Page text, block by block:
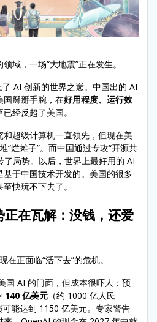
域，一场“大地震”正在发生。
AI 创新的世界之巅。中国出的 AI
国掰掰手腕，在好用程度、运行效
已经反超了美国。
超级计算机一直领先，但现在美
“烂摊子”。而中国通过专攻“开源共
了局势。以后，世界上最好用的 AI
于中国技术开发的。美国的很多
快玩不下去了。
在瓦解：没钱，还爱
正面临“活下去”的危机。
国 AI 的门面，但成本很吓人：预
140 亿美元 （约 1000 亿人民
能达到 1150 亿美元。专家警告